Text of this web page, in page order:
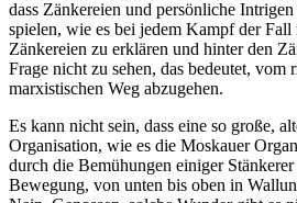
dass Zänkereien und persönliche
spielen, wie es bei jedem Kampf der
Zänkereien zu erklären und hinter den
Frage nicht zu sehen, das bedeutet, vom
marxistischen Weg abzugehen.
Es kann nicht sein, dass eine so große,
Organisation, wie es die Moskauer
durch die Bemühungen einiger
Bewegung, von unten bis oben in